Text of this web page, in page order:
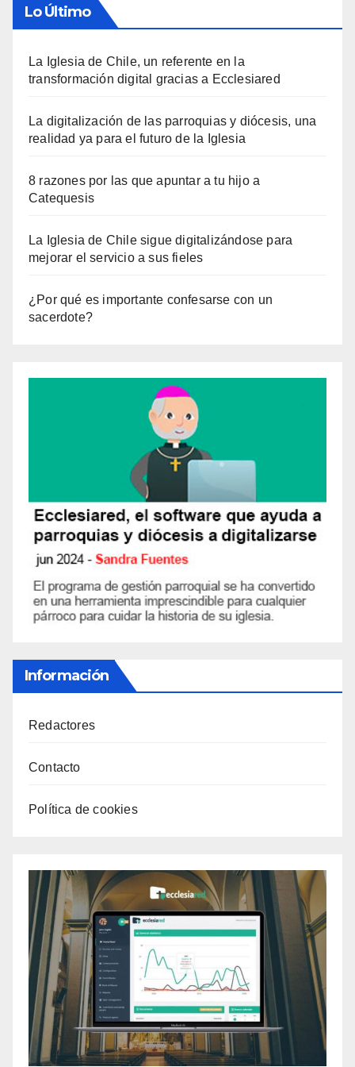
Lo Último
La Iglesia de Chile, un referente en la
transformación digital gracias a Ecclesiared
La digitalización de las parroquias y diócesis, una
realidad ya para el futuro de la Iglesia
8 razones por las que apuntar a tu hijo a
Catequesis
La Iglesia de Chile sigue digitalizándose para
mejorar el servicio a sus fieles
¿Por qué es importante confesarse con un
sacerdote?
Información
Redactores
Contacto
Política de cookies